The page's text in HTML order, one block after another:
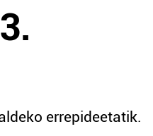
errepideetatik.